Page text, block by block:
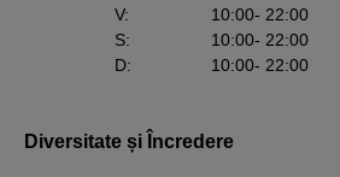
V: 10:00- 22:00
S: 10:00- 22:00
D: 10:00- 22:00
Diversitate și Încredere